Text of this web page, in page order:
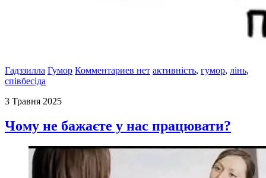
Гадззилла Гумор Комментариев нет активність, гумор, лінь,
співбесіда
3 Травня 2025
Чому не бажаєте у нас працювати?